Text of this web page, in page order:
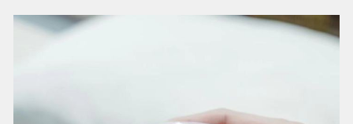
年10月它开出第1000家门店，同时宣告出2000
家店的目标——与成立最初3年仅在上海开出3家
同时，为了让投资者获得预期的回报，连锁餐饮